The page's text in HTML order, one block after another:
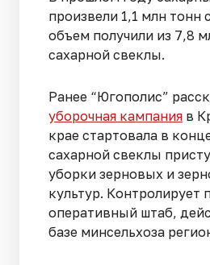
произвели 1,1 млн тонн
объем получили из 7,8
сахарной свеклы.
Ранее “Югополис”
уборочная кампания в
крае стартовала в
сахарной свеклы
уборки зерновых и
культур. Контролирует
оперативный штаб,
базе минсельхоза